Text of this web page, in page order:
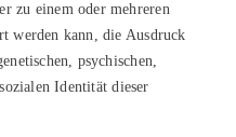
zu einem oder mehreren
werden kann, die Ausdruck
psychischen,
Identität dieser